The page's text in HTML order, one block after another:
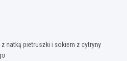
natką pietruszki i sokiem z cytryny